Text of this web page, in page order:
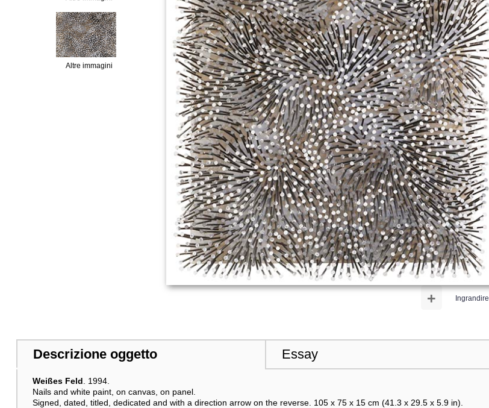
Altre immagini
Ingrandire
+
Descrizione oggetto Essay
Weißes Feld . 1994.
Nails and white paint, on canvas, on panel.
Signed, dated, titled, dedicated and with a direction arrow on the reverse. 105 x 75 x 15 cm (41.3 x 29.5 x 5.9 in).